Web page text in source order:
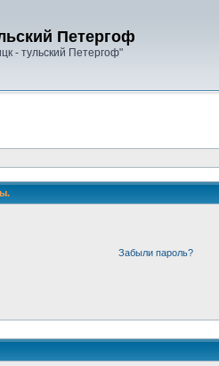
Петергоф
- тульский Петергоф"
Забыли пароль?